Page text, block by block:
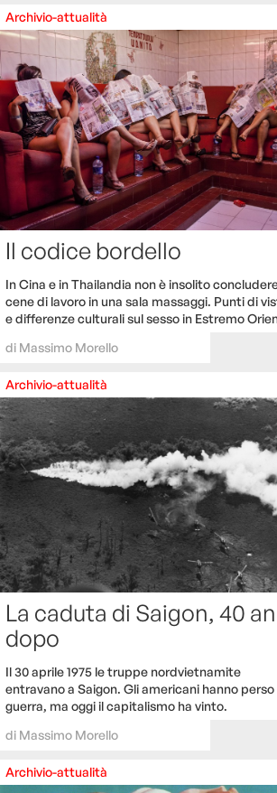
Archivio-attualità
Il codice bordello
In Cina e in Thailandia non è insolito
cene di lavoro in una sala massaggi. Punti di
e differenze culturali sul sesso in Estremo
di Massimo Morello
Archivio-attualità
La caduta di Saigon, 40
dopo
Il 30 aprile 1975 le truppe nordvietnamite
entravano a Saigon. Gli americani hanno perso
guerra, ma oggi il capitalismo ha vinto.
di Massimo Morello
Archivio-attualità